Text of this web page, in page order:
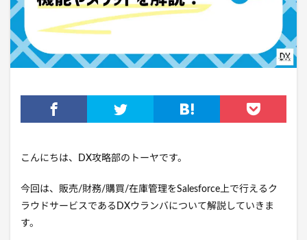
こんにちは、DX攻略部のトーヤです。
今回は、販売/財務/購買/在庫管理をSalesforce上で行えるク
ラウドサービスであるDXウランバについて解説していきま
す。